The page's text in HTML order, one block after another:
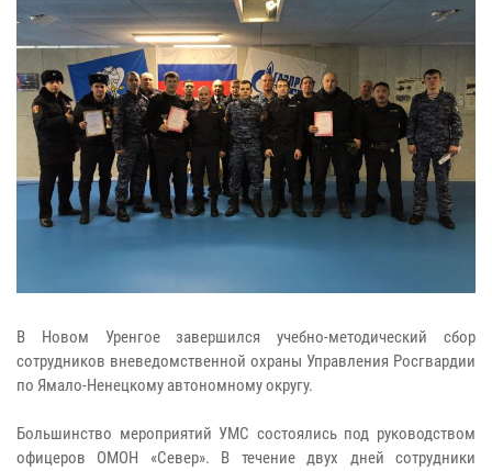
В Новом Уренгое завершился учебно-методический сбор
сотрудников вневедомственной охраны Управления Росгвардии
по Ямало-Ненецкому автономному округу.
Большинство мероприятий УМС состоялись под руководством
офицеров ОМОН «Север». В течение двух дней сотрудники